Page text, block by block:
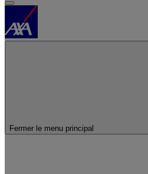
Fermer le menu principal